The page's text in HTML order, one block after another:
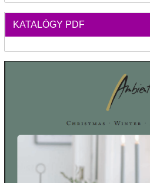
KATALÓGY PDF